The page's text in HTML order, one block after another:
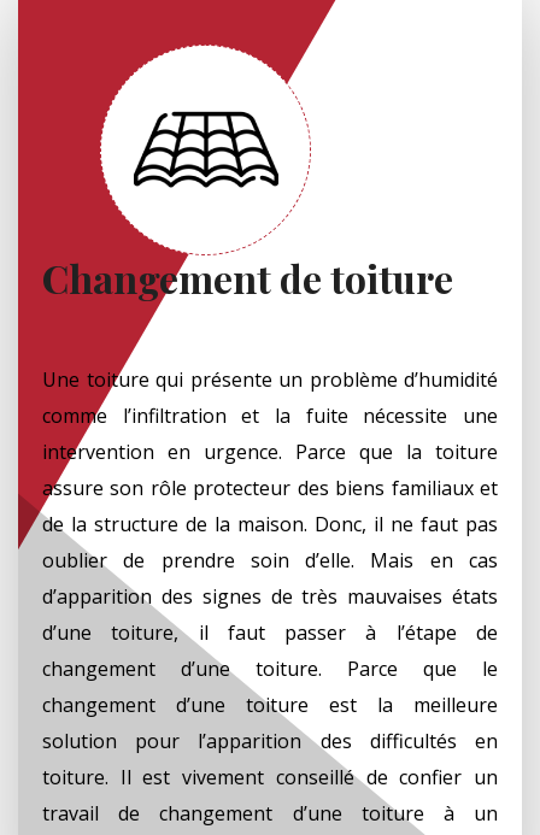
Changement de toiture
Une toiture qui présente un problème d’humidité
comme l’infiltration et la fuite nécessite une
intervention en urgence. Parce que la toiture
assure son rôle protecteur des biens familiaux et
de la structure de la maison. Donc, il ne faut pas
oublier de prendre soin d’elle. Mais en cas
d’apparition des signes de très mauvaises états
d’une toiture, il faut passer à l’étape de
changement d’une toiture. Parce que le
changement d’une toiture est la meilleure
solution pour l’apparition des difficultés en
toiture. Il est vivement conseillé de confier un
travail de changement d’une toiture à un